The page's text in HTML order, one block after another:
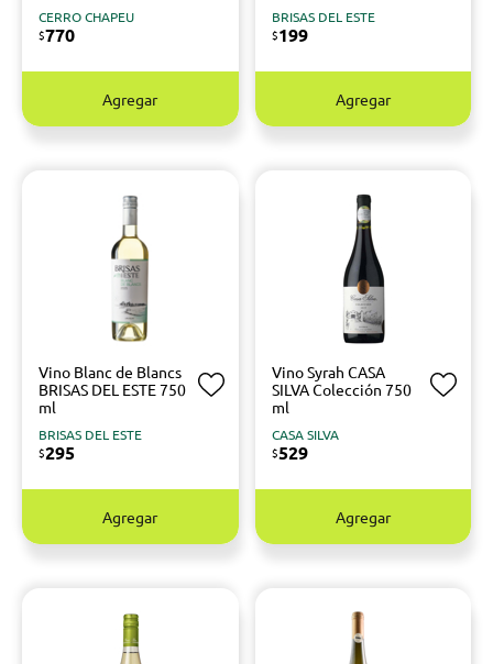
CERRO CHAPEU
$770
Agregar
BRISAS DEL ESTE
$199
Agregar
Vino Blanc de Blancs
BRISAS DEL ESTE 750
ml
BRISAS DEL ESTE
$295
Agregar
Vino Syrah CASA
SILVA Colección 750
ml
CASA SILVA
$529
Agregar